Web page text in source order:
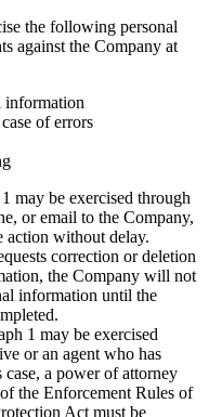
the following personal
against the Company at
information
of errors
may be exercised through
or email to the Company,
action without delay.
correction or deletion
the Company will not
information until the
1 may be exercised
or an agent who has
a power of attorney
the Enforcement Rules of
Act must be